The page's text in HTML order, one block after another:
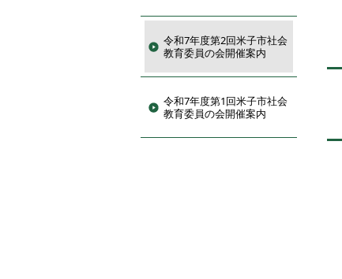
令和7年度第2回米子市社会
教育委員の会開催案内
令和7年度第1回米子市社会
教育委員の会開催案内